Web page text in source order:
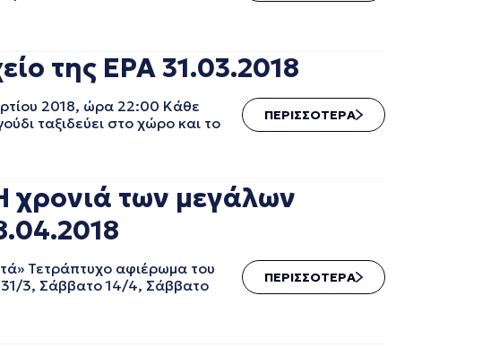
της ΕΡΑ 31.03.2018
2018, ώρα 22:00 Κάθε
ταξιδεύει στο χώρο και το
ΠΕΡΙΣΣΟΤΕΡΑ
των μεγάλων
Τετράπτυχο αφιέρωμα του
3, Σάββατο 14/4, Σάββατο
ΠΕΡΙΣΣΟΤΕΡΑ